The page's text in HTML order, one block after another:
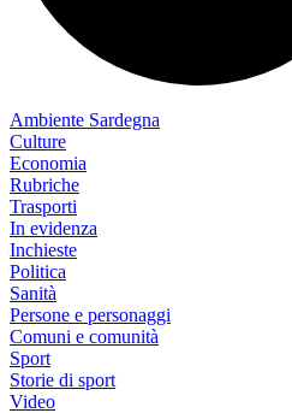
Ambiente Sardegna
Culture
Economia
Rubriche
Trasporti
In evidenza
Inchieste
Politica
Sanità
Persone e personaggi
Comuni e comunità
Sport
Storie di sport
Video